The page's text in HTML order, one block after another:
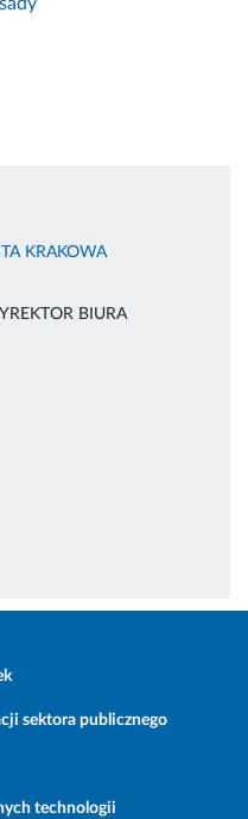
KRAKOWA
BIURA
sektora publicznego
technologii